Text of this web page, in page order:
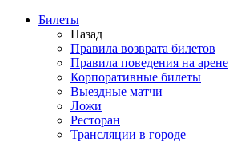
Билеты
Назад
Правила возврата билетов
Правила поведения на арене
Корпоративные билеты
Выездные матчи
Ложи
Ресторан
Трансляции в городе